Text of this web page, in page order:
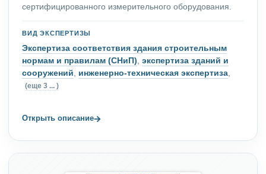
сертифицированного измерительного оборудования.
ВИД ЭКСПЕРТИЗЫ
Экспертиза соответствия здания строительным
нормам и правилам (СНиП), экспертиза зданий и
сооружений, инженерно-техническая экспертиза,
(еще 3 ... )
Открыть описание→